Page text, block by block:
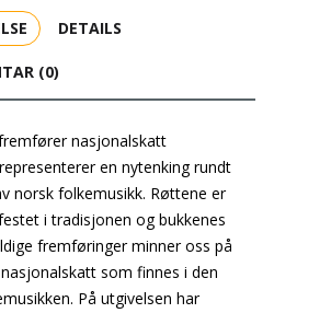
DETAILS
(0)
nasjonalskatt
en nytenking rundt
norsk folkemusikk. Røttene er
i tradisjonen og bukkenes
fremføringer minner oss på
som finnes i den
På utgivelsen har